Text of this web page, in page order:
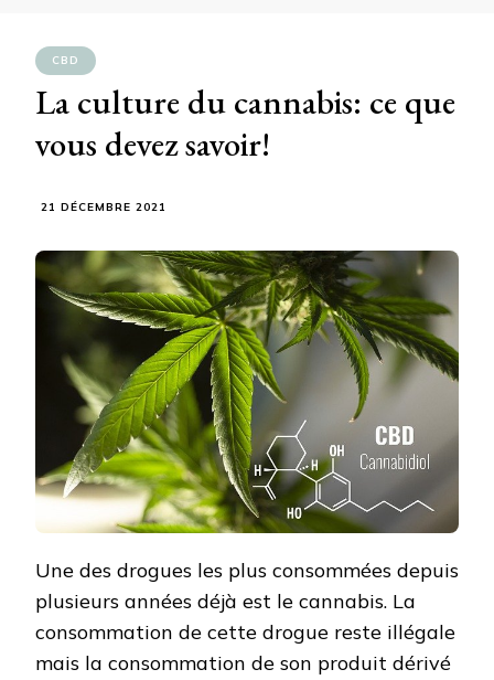
CBD
La culture du cannabis: ce que
vous devez savoir!
21 DÉCEMBRE 2021
Une des drogues les plus consommées depuis
plusieurs années déjà est le cannabis. La
consommation de cette drogue reste illégale
mais la consommation de son produit dérivé